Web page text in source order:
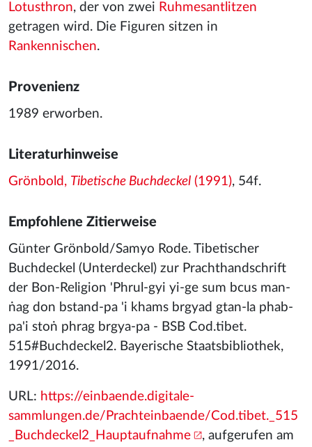
Lotusthron, der von zwei Ruhmesantlitzen
getragen wird. Die Figuren sitzen in
Rankennischen.
Provenienz
1989 erworben.
Literaturhinweise
Grönbold, Tibetische Buchdeckel (1991), 54f.
Empfohlene Zitierweise
Günter Grönbold/Samyo Rode. Tibetischer
Buchdeckel (Unterdeckel) zur Prachthandschrift
der Bon-Religion 'Phrul-gyi yi-ge sum bcus man-
ṅag don bstand-pa 'i khams brgyad gtan-la phab-
pa'i stoṅ phrag brgya-pa - BSB Cod.tibet.
515#Buchdeckel2. Bayerische Staatsbibliothek,
1991/2016.
URL: https://einbaende.digitale-
sammlungen.de/Prachteinbaende/Cod.tibet._515
_Buchdeckel2_Hauptaufnahme
, aufgerufen am